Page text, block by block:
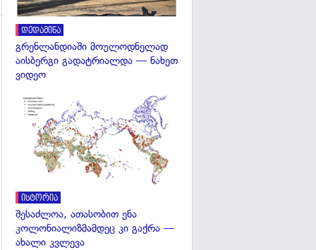
დედამიწა
გრენლანდიაში მოულოდნელად
აისბერგი გადატრიალდა — ნახეთ
ვიდეო
ისტორია
შესაძლოა, ათასობით ენა
კოლონიალიზმამდეც კი გაქრა —
ახალი კვლევა